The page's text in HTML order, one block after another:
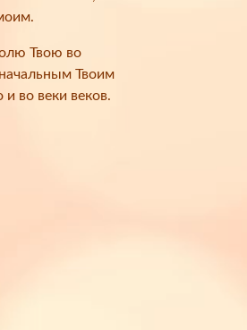
Твою во
Твоим
во веки веков.